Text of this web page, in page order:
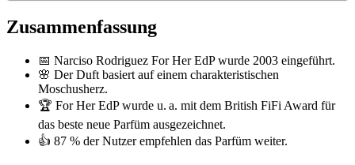
Zusammenfassung
📅 Narciso Rodriguez For Her EdP wurde 2003 eingeführt.
🌸 Der Duft basiert auf einem charakteristischen
Moschusherz.
🏆 For Her EdP wurde u. a. mit dem British FiFi Award für
das beste neue Parfüm ausgezeichnet.
👍 87 % der Nutzer empfehlen das Parfüm weiter.